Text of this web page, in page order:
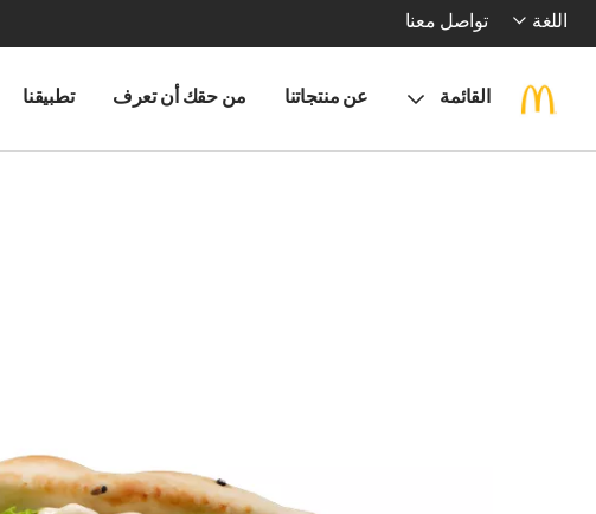
اللغة تواصل معنا
القائمة عن منتجاتنا من حقك أن تعرف تطبيقنا